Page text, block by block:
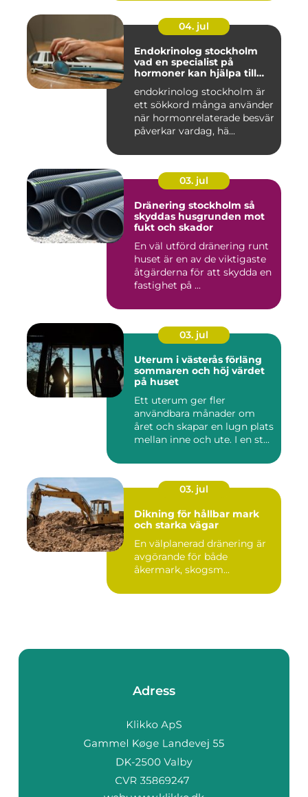
04. jul
Endokrinolog stockholm
vad en specialist på
hormoner kan hjälpa till
endokrinolog stockholm är
ett sökkord många använder
när hormonrelaterade besvär
påverkar vardag, hä...
03. jul
Dränering stockholm så
skyddas husgrunden mot
fukt och skador
En väl utförd dränering runt
huset är en av de viktigaste
åtgärderna för att skydda en
fastighet på ...
03. jul
Uterum i västerås förläng
sommaren och höj värdet
på huset
Ett uterum ger fler
användbara månader om
året och skapar en lugn plats
mellan inne och ute. I en st...
03. jul
Dikning för hållbar mark
och starka vägar
En välplanerad dränering är
avgörande för både
åkermark, skogsm...
Adress